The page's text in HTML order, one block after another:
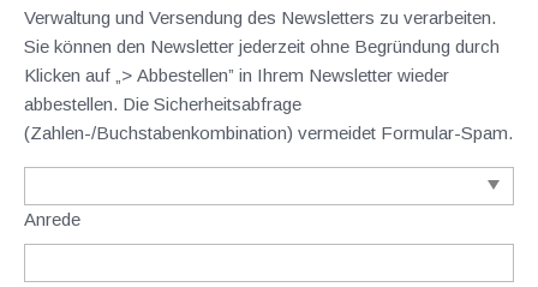
Verwaltung und Versendung des Newsletters zu verarbeiten.
Sie können den Newsletter jederzeit ohne Begründung durch
Klicken auf „> Abbestellen” in Ihrem Newsletter wieder
abbestellen. Die Sicherheitsabfrage
(Zahlen-/Buchstabenkombination) vermeidet Formular-Spam.
Anrede